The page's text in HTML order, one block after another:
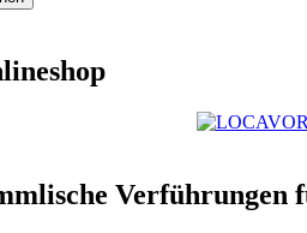
Verführungen